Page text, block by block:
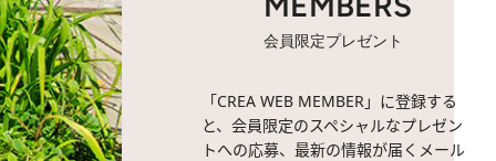
会員限定プレゼント
「CREA WEB MEMBER」に登録する
と、会員限定のスペシャルなプレゼン
トへの応募、最新の情報が届くメール